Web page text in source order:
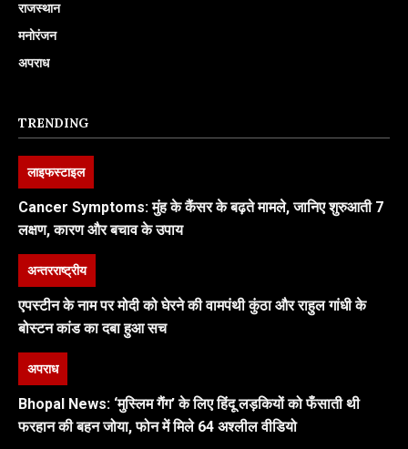
राजस्थान
मनोरंजन
अपराध
TRENDING
लाइफस्टाइल
Cancer Symptoms: मुंह के कैंसर के बढ़ते मामले, जानिए शुरुआती 7
लक्षण, कारण और बचाव के उपाय
अन्तरराष्ट्रीय
एपस्टीन के नाम पर मोदी को घेरने की वामपंथी कुंठा और राहुल गांधी के
बोस्टन कांड का दबा हुआ सच
अपराध
Bhopal News: ‘मुस्लिम गैंग’ के लिए हिंदू लड़कियों को फँसाती थी
फरहान की बहन जोया, फोन में मिले 64 अश्लील वीडियो